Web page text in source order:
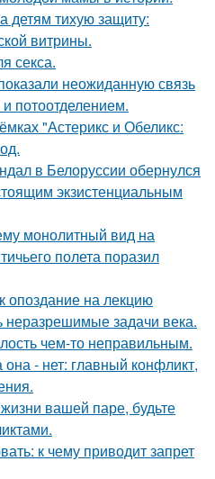
детям тихую защиту:
витрины.
секса.
неожиданную связь
потоотделением.
"Астерикс и Обеликс:
в Белоруссии обернулся
экзистенциальным
монолитный вид на
полета поразил
опоздание на лекцию
неразрешимые задачи века.
чем-то неправильным.
- нет: главный конфликт,
вашей паре, будьте
к чему приводит запрет